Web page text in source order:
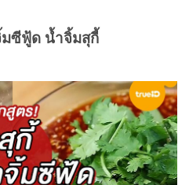
มซีฟู้ด น้ำจิ้มสุกี้